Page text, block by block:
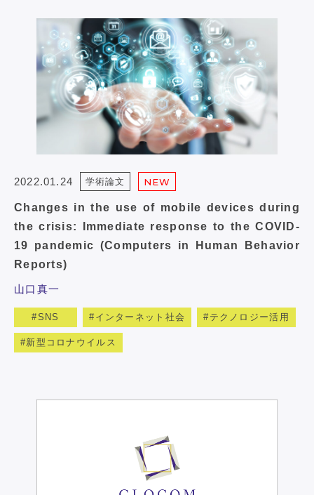
2022.01.24 学術論文 NEW
Changes in the use of mobile devices during
the crisis: Immediate response to the COVID-
19 pandemic (Computers in Human Behavior
Reports)
山口真一
SNS インターネット社会 テクノロジー活用
新型コロナウイルス